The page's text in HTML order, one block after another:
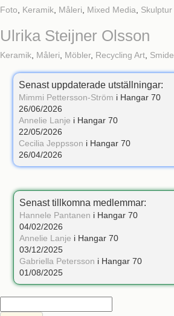
Foto Keramik Måleri Mixed Media Skulptur
Ulrika Steijner Olsson
Keramik, Måleri, Möbler, Recycling Art, Smide
Senast uppdaterade utställningar:
Mimmi Pettersson-Ström i Hangar 70
26/06/2026
Annelie Lanje i Hangar 70
22/05/2026
Cecilia Jeppsson i Hangar 70
26/04/2026
Senast tillkomna medlemmar:
Hannele Pantanen i Hangar 70
04/02/2026
Annelie Lanje i Hangar 70
03/12/2025
Gabriella Petersson i Hangar 70
01/08/2025